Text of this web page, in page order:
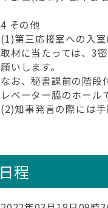
4 その他
(1)第三応接室への入室
取材に当たっては、3
願いします。
なお、秘書課前の階段
レベーター脇のホール
(2)知事発言の際には
日程